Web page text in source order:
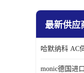
最新供应